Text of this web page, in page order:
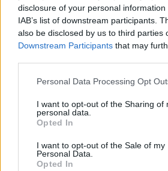
disclosure of your personal
IAB’s list of downstream participants.
also be disclosed by us to third parties
Downstream Participants that may
Personal Data Processing Opt
I want to opt-out of the Sharing of
personal data.
Opted In
I want to opt-out of the Sale of my
Personal Data.
Opted In
Strike'a:
Jak jednak twierdzi
Vladislav "harumi" Radvilovich,